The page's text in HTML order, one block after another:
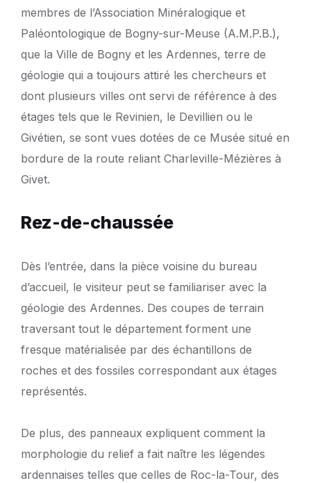
membres de l’Association Minéralogique et
Paléontologique de Bogny-sur-Meuse (A.M.P.B.),
que la Ville de Bogny et les Ardennes, terre de
géologie qui a toujours attiré les chercheurs et
dont plusieurs villes ont servi de référence à des
étages tels que le Revinien, le Devillien ou le
Givétien, se sont vues dotées de ce Musée situé en
bordure de la route reliant Charleville-Mézières à
Givet.
Rez-de-chaussée
Dès l’entrée, dans la pièce voisine du bureau
d’accueil, le visiteur peut se familiariser avec la
géologie des Ardennes. Des coupes de terrain
traversant tout le département forment une
fresque matérialisée par des échantillons de
roches et des fossiles correspondant aux étages
représentés.
De plus, des panneaux expliquent comment la
morphologie du relief a fait naître les légendes
ardennaises telles que celles de Roc-la-Tour, des